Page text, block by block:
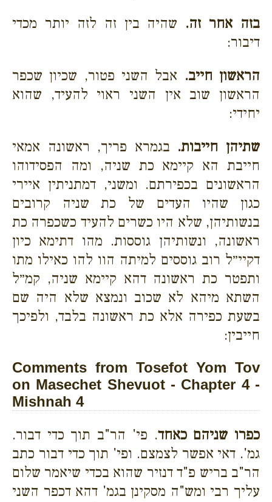
בזה אחר זה. שהיה בין זה לזה יותר מכדי
דיבור:
הראשון חייב. אבל השני פטור, שכיון שכפר
הראשון שוב אין השני ראוי להעיד, שהוא
יחידי:
שתיהן חייבות. בגמרא פריך, ראשונה אמאי
חייבת הא קיימא כת שניה, ומה הפסידוהו
הראשונים בכפירתם. ומשני, דמתניתין איירי
כגון שהיו העדים של כת שניה קרובים
בנשותיהן, שלא היו כשרים להעיד כשכפרה כת
ראשונה, ונשותיהן גוססות. מהו דתימא כיון
דקיי״ל רוב גוססים למיתה הוו להו כאילו מתו
ותפטר כת ראשונה דהא קיימא שניה, קמ״ל
השתא מיהא לא שכוב ונמצא שלא היה שם
בשעת כפירה אלא כת ראשונה בלבד, ולפיכך
חייבין:
Comments from Tosefot Yom Tov
on Masechet Shevuot - Chapter 4 -
Mishnah 4
כפרו שניהם כאחד. פי' הר"ב תוך כדי דבור.
גמ'. דאי אפשר לצמצם. ופי' תוך כדי דבור כתב
הר"ב בריש פ"ד דנזיר שהוא בכדי שיאמר שלום
עליך רבי ומש"ה מסקינן בגמ' דהא דכפר השני